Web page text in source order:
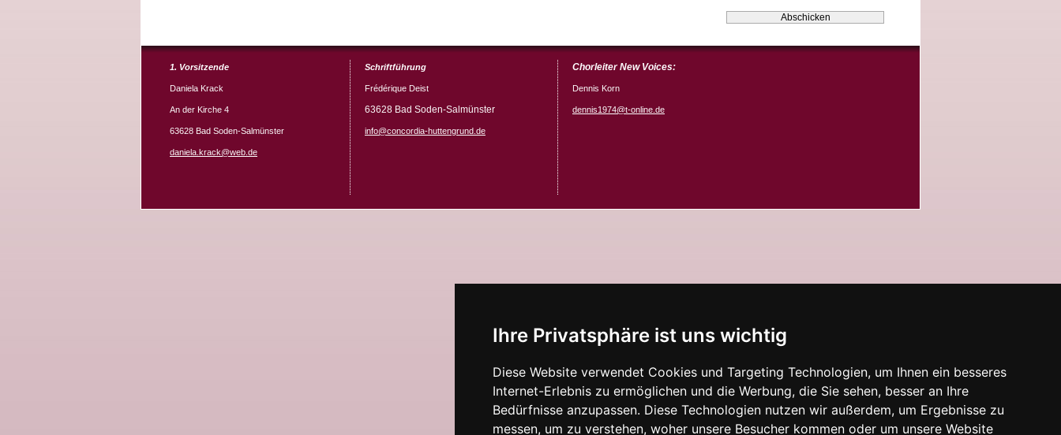
Ihre Privatsphäre ist uns wichtig
Diese Website verwendet Cookies und Targeting Technologien, um Ihnen ein besseres
Internet-Erlebnis zu ermöglichen und die Werbung, die Sie sehen, besser an Ihre
Bedürfnisse anzupassen. Diese Technologien nutzen wir außerdem, um Ergebnisse zu
messen, um zu verstehen, woher unsere Besucher kommen oder um unsere Website
1. Vorsitzende
Daniela Krack
An der Kirche 4
63628 Bad Soden-Salmünster
daniela.krack@web.de
Chorleiter New Voices:
Dennis Korn
dennis1974@t-online.de
Schriftführung
Frédérique Deist
63628 Bad Soden-Salmünster
info@concordia-huttengrund.de